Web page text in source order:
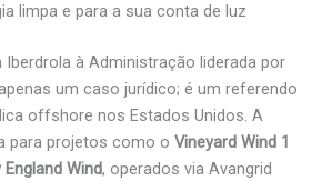
limpa e para a sua conta de luz
à Administração liderada por
um caso jurídico; é um referendo
offshore nos Estados Unidos. A
para projetos como o Vineyard Wind 1
England Wind, operados via Avangrid